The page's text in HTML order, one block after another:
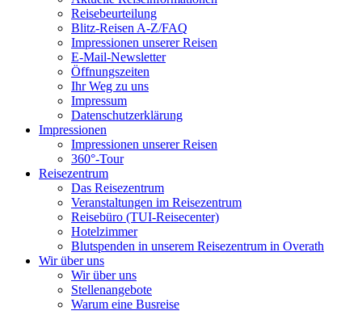
Reisebeurteilung
Blitz-Reisen A-Z/FAQ
Impressionen unserer Reisen
E-Mail-Newsletter
Öffnungszeiten
Ihr Weg zu uns
Impressum
Datenschutzerklärung
Impressionen
Impressionen unserer Reisen
360°-Tour
Reisezentrum
Das Reisezentrum
Veranstaltungen im Reisezentrum
Reisebüro (TUI-Reisecenter)
Hotelzimmer
Blutspenden in unserem Reisezentrum in Overath
Wir über uns
Wir über uns
Stellenangebote
Warum eine Busreise